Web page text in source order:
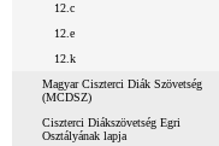
12.c
12.e
12.k
Magyar Ciszterci Diák Szövetség
(MCDSZ)
Ciszterci Diákszövetség Egri
Osztályának lapja